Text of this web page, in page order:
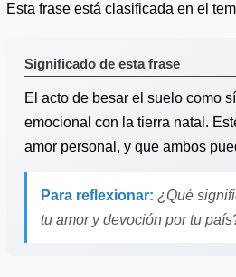
Esta frase está clasificada en el
Significado de esta frase
El acto de besar el suelo como
emocional con la tierra natal.
amor personal, y que ambos
Para reflexionar: ¿Qué
tu amor y devoción por tu